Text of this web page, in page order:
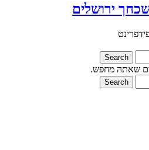
ירושלים
Search
שאתה מחפש.
Search